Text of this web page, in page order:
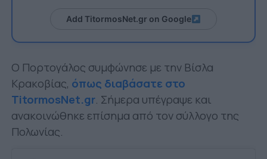
Add TitormosNet.gr on Google
Ο Πορτογάλος συμφώνησε με την Βίσλα
Κρακοβίας, όπως διαβάσατε στο
TitormosNet.gr. Σήμερα υπέγραψε και
ανακοινώθηκε επίσημα από τον σύλλογο της
Πολωνίας.